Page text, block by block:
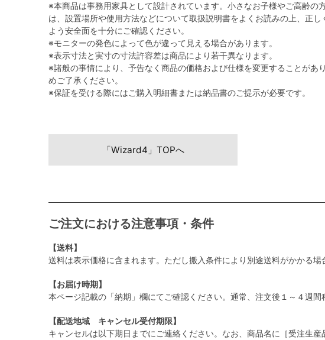
※本商品は事務用家具として設計されています。小さなお子様やご高齢の
は、設置場所や使用方法などについて取扱説明書をよくお読みの上、正し
よう安全面を十分にご確認ください。
※モニターの発色によって色が違って見える場合があります。
※表示寸法と実寸の寸法許容差は商品により若干異なります。
※諸般の事情により、予告なく商品の価格および仕様を変更することがあ
めご了承ください。
※保証を受ける際にはご購入明細書または納品書のご提示が必要です。
「Wizard4」TOPへ
ご注文における注意事項・条件
【送料】
送料は表示価格に含まれます。ただし搬入条件により別途送料がかかる
【お届け時期】
本ページ記載の「納期」欄にてご確認ください。通常、注文後１～４週
【配送地域 キャンセル受付期限】
キャンセルは以下期日までにご連絡ください。なお、商品名に［受注生産